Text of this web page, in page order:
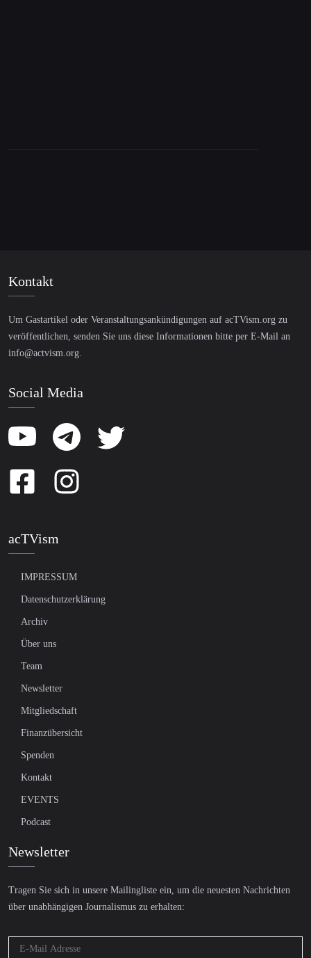
Kontakt
Um Gastartikel oder Veranstaltungsankündigungen auf acTVism.org zu
veröffentlichen, senden Sie uns diese Informationen bitte per E-Mail an
info@actvism.org.
Social Media
acTVism
IMPRESSUM
Datenschutzerklärung
Archiv
Über uns
Team
Newsletter
Mitgliedschaft
Finanzübersicht
Spenden
Kontakt
EVENTS
Podcast
Newsletter
Tragen Sie sich in unsere Mailingliste ein, um die neuesten Nachrichten
über unabhängigen Journalismus zu erhalten: